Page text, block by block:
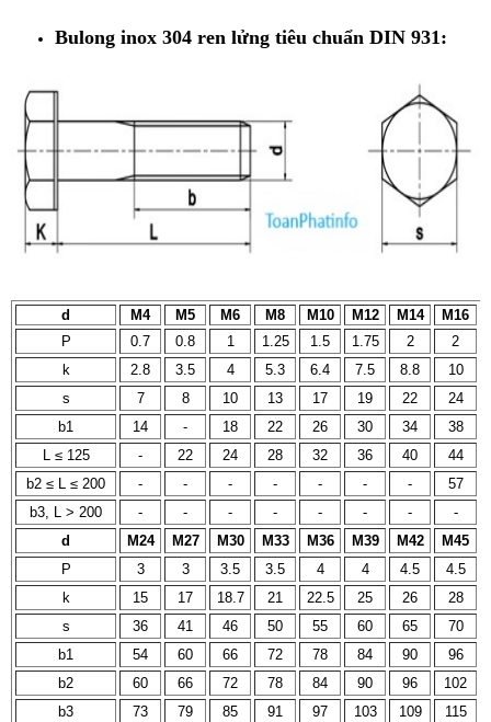
Bulong inox 304 ren lửng tiêu chuẩn DIN 931:
d M4 M5 M6 M8 M10 M12 M14 M16
P
0.7 0.8 1 1.25 1.5 1.75 2
2
k
2.8 3.5 4 5.3 6.4 7.5 8.8 10
s
7 8 10 13 17 19 22
24
b1
14 - 18 22 26 30 34
38
L ≤ 125
- 22 24 28 32 36 40
44
b2 ≤ L ≤ 200
- - - - - - -
57
b3, L > 200
- - - - - - -
-
d
M24 M27 M30 M33 M36 M39 M42 M45
P
3 3 3.5 3.5 4 4 4.5
4.5
k
15 17 18.7 21 22.5 25 26
28
s
36 41 46 50 55 60 65
70
b1
54 60 66 72 78 84 90 96
b2
60 66 72 78 84 90 96 102
b3
73 79 85 91 97 103 109 115